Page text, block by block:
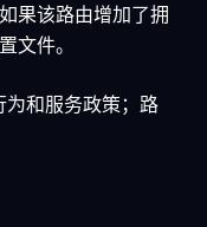
果该路由增加了拥
文件。
和服务政策；路